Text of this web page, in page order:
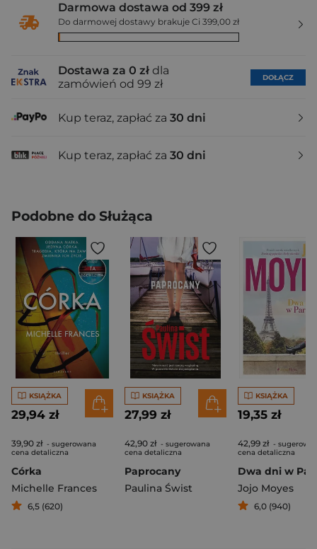
Darmowa dostawa od 399 zł
Do darmowej dostawy brakuje Ci 399,00 zł
Dostawa za 0 zł dla
zamówień od 99 zł
DOŁĄCZ
Kup teraz, zapłać za 30 dni
Kup teraz, zapłać za 30 dni
Podobne do Służąca
KSIĄŻKA
29,94 zł
39,90 zł - sugerowana
cena detaliczna
Córka
Michelle Frances
6,5 (620)
KSIĄŻKA
27,99 zł
42,90 zł - sugerowana
cena detaliczna
Paprocany
Paulina Świst
KSIĄŻKA
19,35 zł
42,99 zł -
cena detaliczna
Dwa dni w
Jojo Moyes
6,0 (940)